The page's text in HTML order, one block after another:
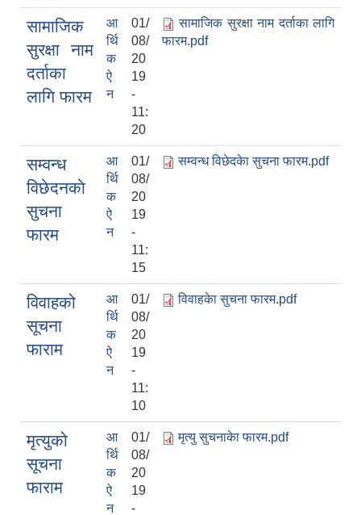
सामाजिक
सुरक्षा नाम
दर्ताका
लागि फारम
आ
र्थि
क
ऐ
न
01/
08/
20
19
-
11:
20
सामाजिक सुरक्षा नाम दर्ताका लागि
फारम.pdf
सम्वन्ध
विछेदनकाे
सुचना
फारम
आ
र्थि
क
ऐ
न
01/
08/
20
19
-
11:
15
सम्वन्ध विछेदकेा सुचना फारम.pdf
विवाहको
सूचना
फाराम
आ
र्थि
क
ऐ
न
01/
08/
20
19
-
11:
10
विवाहकेा सुचना फारम.pdf
मृत्युको
सूचना
फाराम
आ
र्थि
क
ऐ
न
01/
08/
20
19
-
मृत्यु सुचनाकेा फारम.pdf